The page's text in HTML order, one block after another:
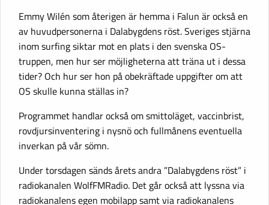
Emmy Wilén som återigen är hemma i Falun är också en
av huvudpersonerna i Dalabygdens röst. Sveriges stjärna
inom surfing siktar mot en plats i den svenska OS-
truppen, men hur ser möjligheterna att träna ut i dessa
tider? Och hur ser hon på obekräftade uppgifter om att
OS skulle kunna ställas in?
Programmet handlar också om smittoläget, vaccinbrist,
rovdjursinventering i nysnö och fullmånens eventuella
inverkan på vår sömn.
Under torsdagen sänds årets andra ”Dalabygdens röst” i
radiokanalen WolfFMRadio. Det går också att lyssna via
radiokanalens egen mobilapp samt via radiokanalens